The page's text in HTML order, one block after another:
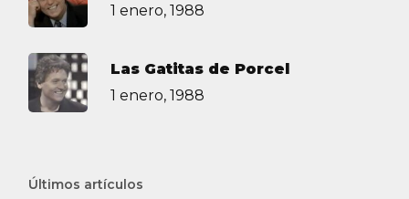
1 enero, 1988
Las Gatitas de Porcel
1 enero, 1988
Últimos artículos